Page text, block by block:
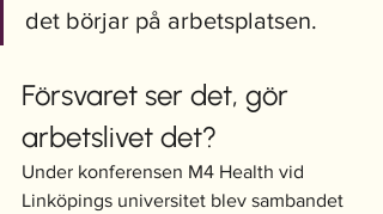
det börjar på arbetsplatsen.
Försvaret ser det, gör
arbetslivet det?
Under konferensen M4 Health vid
Linköpings universitet blev sambandet